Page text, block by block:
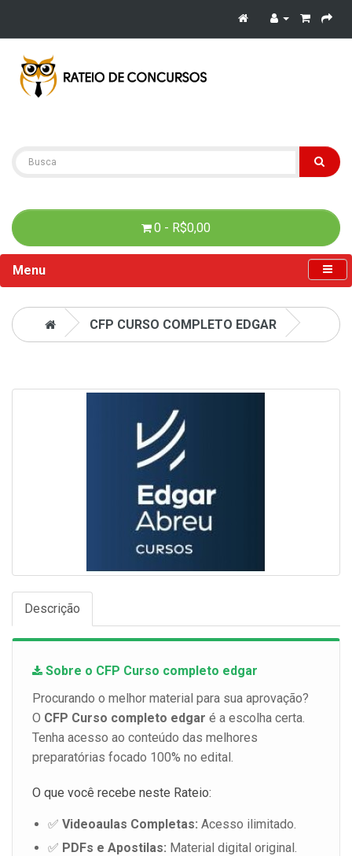
0 - R$0,00
Menu
CFP CURSO COMPLETO EDGAR
Descrição
Sobre o CFP Curso completo edgar
Procurando o melhor material para sua aprovação?
O CFP Curso completo edgar é a escolha certa.
Tenha acesso ao conteúdo das melhores
preparatórias focado 100% no edital.
O que você recebe neste Rateio:
✅ Videoaulas Completas: Acesso ilimitado.
✅ PDFs e Apostilas: Material digital original.